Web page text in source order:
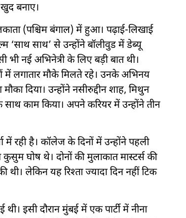
बनाए।
(पश्चिम बंगाल) में हुआ। पढ़ाई-लिखाई
‘साथ साथ’ से उन्होंने बॉलीवुड में डेब्यू
नई अभिनेत्री के लिए बड़ी बात थी।
में लगातार मौके मिलते रहे। उनके अभिनय
दिया। उन्होंने नसीरुद्दीन शाह, मिथुन
काम किया। अपने करियर में उन्होंने तीन
में रही है। कॉलेज के दिनों में उन्होंने पहली
घोष थे। दोनों की मुलाकात मास्टर्स की
लेकिन यह रिश्ता ज्यादा दिन नहीं टिक
इसी दौरान मुंबई में एक पार्टी में नीना